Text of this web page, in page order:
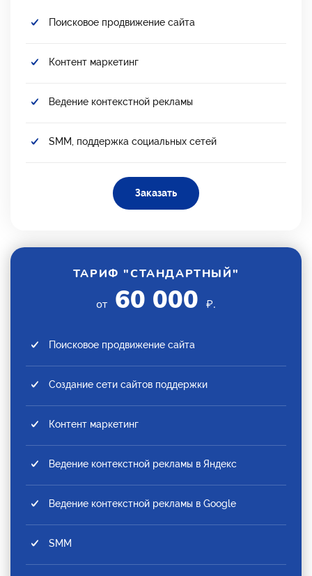
Поисковое продвижение сайта
Контент маркетинг
Ведение контекстной рекламы
SMM, поддержка социальных сетей
Заказать
ТАРИФ "СТАНДАРТНЫЙ"
от 60 000 ₽.
Поисковое продвижение сайта
Создание сети сайтов поддержки
Контент маркетинг
Ведение контекстной рекламы в Яндекс
Ведение контекстной рекламы в Google
SMM